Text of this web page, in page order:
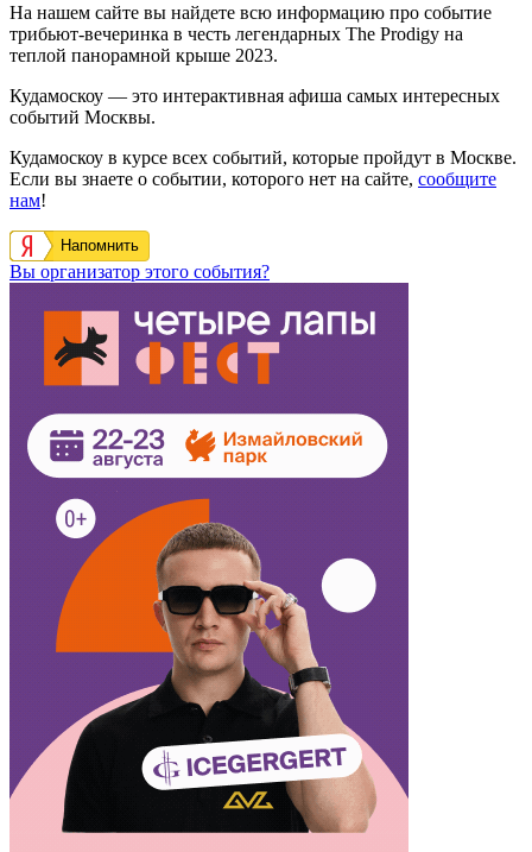
На нашем сайте вы найдете всю информацию про событие
трибьют-вечеринка в честь легендарных The Prodigy на
теплой панорамной крыше 2023.
Кудамоскоу — это интерактивная афиша самых интересных
событий Москвы.
Кудамоскоу в курсе всех событий, которые пройдут в Москве.
Если вы знаете о событии, которого нет на сайте, сообщите
нам!
Напомнить
Вы организатор этого события?